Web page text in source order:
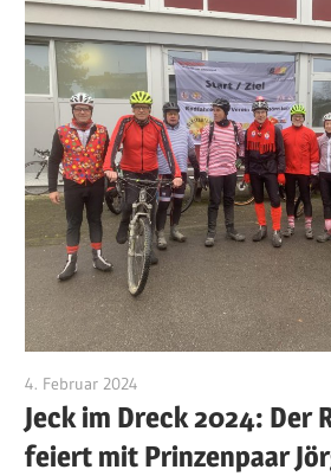
4. Februar 2024
Jeck im Dreck 2024: Der
feiert mit Prinzenpaar